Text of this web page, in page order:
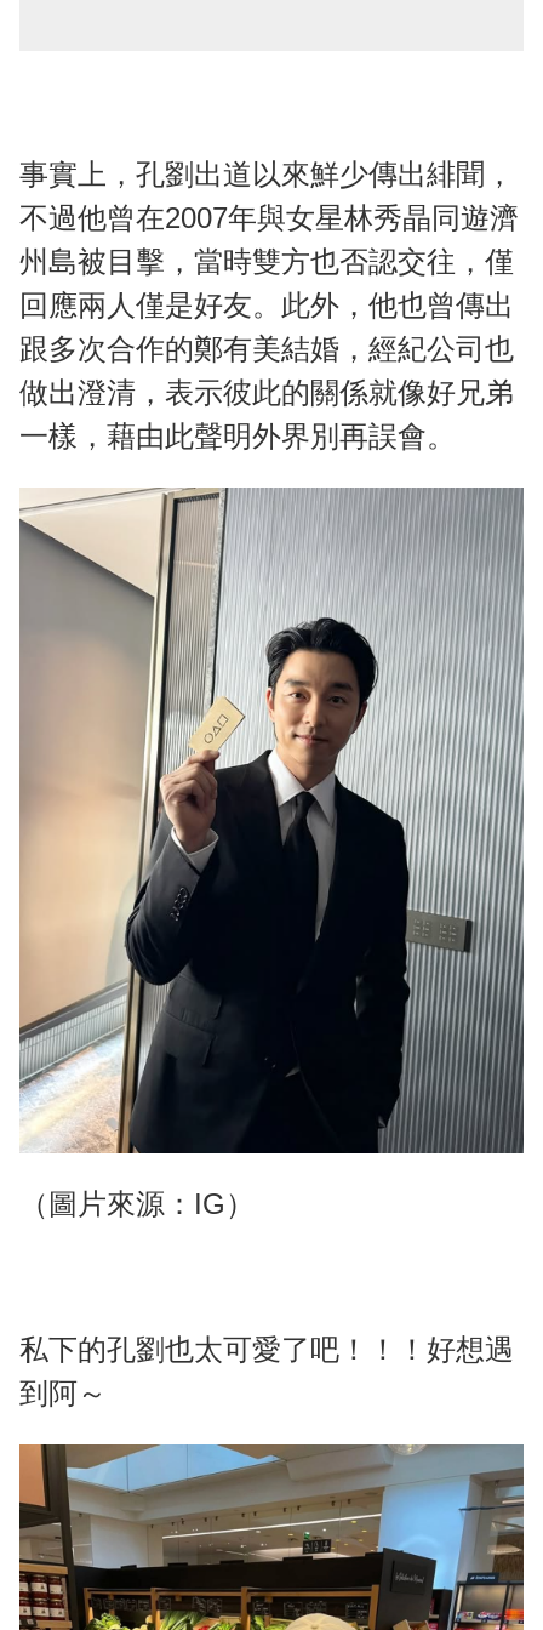
事實上，孔劉出道以來鮮少傳出緋聞，
不過他曾在2007年與女星林秀晶同遊濟
州島被目擊，當時雙方也否認交往，僅
回應兩人僅是好友。此外，他也曾傳出
跟多次合作的鄭有美結婚，經紀公司也
做出澄清，表示彼此的關係就像好兄弟
一樣，藉由此聲明外界別再誤會。
（圖片來源：IG）
私下的孔劉也太可愛了吧！！！好想遇
到阿～